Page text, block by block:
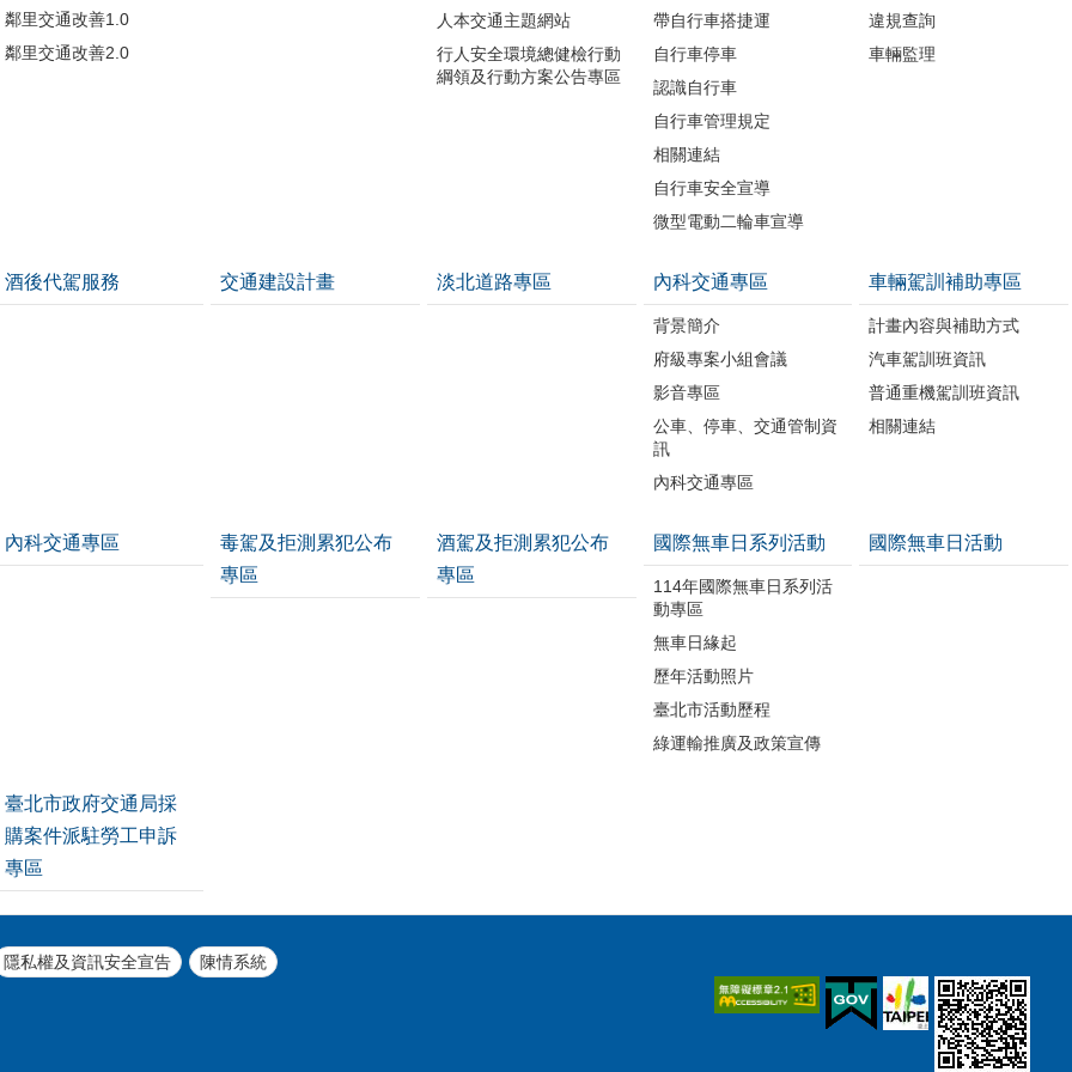
鄰里交通改善1.0
鄰里交通改善2.0
人本交通主題網站
行人安全環境總健檢行動
綱領及行動方案公告專區
帶自行車搭捷運
自行車停車
認識自行車
自行車管理規定
相關連結
自行車安全宣導
微型電動二輪車宣導
違規查詢
車輛監理
酒後代駕服務 交通建設計畫 淡北道路專區 內科交通專區
背景簡介
府級專案小組會議
影音專區
公車、停車、交通管制資
訊
內科交通專區
車輛駕訓補助專區
計畫內容與補助方式
汽車駕訓班資訊
普通重機駕訓班資訊
相關連結
內科交通專區
毒駕及拒測累犯公布
專區
酒駕及拒測累犯公布
專區
國際無車日系列活動
114年國際無車日系列活
動專區
無車日緣起
歷年活動照片
臺北市活動歷程
綠運輸推廣及政策宣傳
國際無車日活動
臺北市政府交通局採
購案件派駐勞工申訴
專區
隱私權及資訊安全宣告 陳情系統